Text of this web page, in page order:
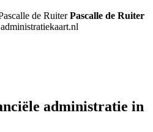
Pascalle de Ruiter
administratie in